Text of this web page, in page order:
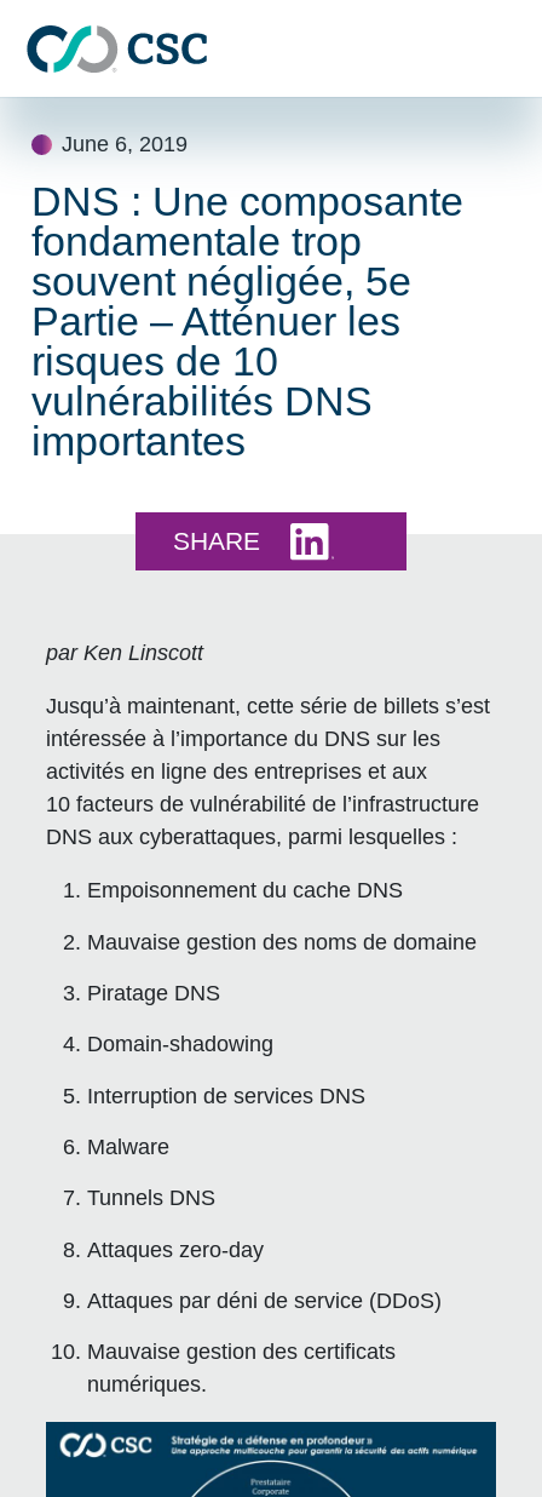
June 6, 2019
DNS : Une composante
fondamentale trop
souvent négligée, 5e
Partie – Atténuer les
risques de 10
vulnérabilités DNS
importantes
SHARE
par Ken Linscott
Jusqu’à maintenant, cette série de billets s’est
intéressée à l’importance du DNS sur les
activités en ligne des entreprises et aux
10 facteurs de vulnérabilité de l’infrastructure
DNS aux cyberattaques, parmi lesquelles :
Empoisonnement du cache DNS
Mauvaise gestion des noms de domaine
Piratage DNS
Domain-shadowing
Interruption de services DNS
Malware
Tunnels DNS
Attaques zero-day
Attaques par déni de service (DDoS)
Mauvaise gestion des certificats
numériques.